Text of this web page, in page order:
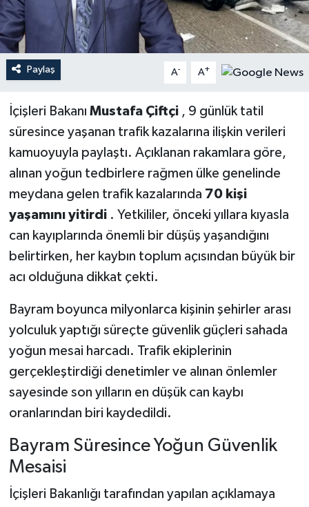
Paylaş A- A+
İçişleri Bakanı Mustafa Çiftçi, 9 günlük tatil
süresince yaşanan trafik kazalarına ilişkin verileri
kamuoyuyla paylaştı. Açıklanan rakamlara göre,
alınan yoğun tedbirlere rağmen ülke genelinde
meydana gelen trafik kazalarında 70 kişi
yaşamını yitirdi. Yetkililer, önceki yıllara kıyasla
can kayıplarında önemli bir düşüş yaşandığını
belirtirken, her kaybın toplum açısından büyük bir
acı olduğuna dikkat çekti.
Bayram boyunca milyonlarca kişinin şehirler arası
yolculuk yaptığı süreçte güvenlik güçleri sahada
yoğun mesai harcadı. Trafik ekiplerinin
gerçekleştirdiği denetimler ve alınan önlemler
sayesinde son yılların en düşük can kaybı
oranlarından biri kaydedildi.
Bayram Süresince Yoğun Güvenlik
Mesaisi
İçişleri Bakanlığı tarafından yapılan açıklamaya